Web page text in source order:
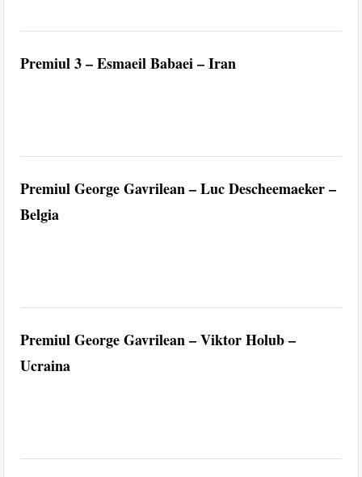
Premiul 3 – Esmaeil Babaei – Iran
Premiul George Gavrilean – Luc Descheemaeker –
Belgia
Premiul George Gavrilean – Viktor Holub –
Ucraina